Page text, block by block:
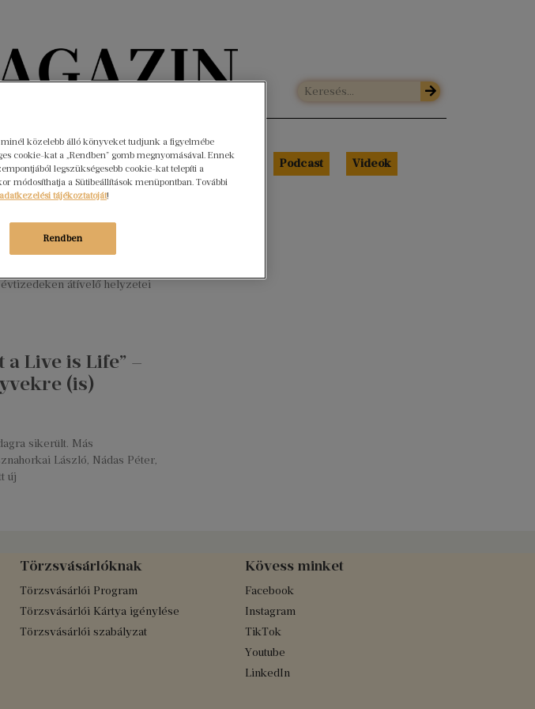
olvasókig
A hónap könyvei HÍREK Libri Portré Podcast Videók
asszony, az ő élete
átívelő helyzetei
Live is Life” –
(is)
sikerült. Más
László, Nádas Péter,
új
Törzsvásárlóknak
Törzsvásárlói Program
Törzsvásárlói Kártya igénylése
Törzsvásárlói szabályzat
Kövess minket
Facebook
Instagram
TikTok
Youtube
LinkedIn
közelebb álló könyveket tudjunk a figyelmébe
cookie-kat a „Rendben” gomb megnyomásával. Ennek
legszükségesebb cookie-kat telepíti a
módosíthatja a Sütibeállítások menüpontban. További
tájékoztatóját!
Rendben